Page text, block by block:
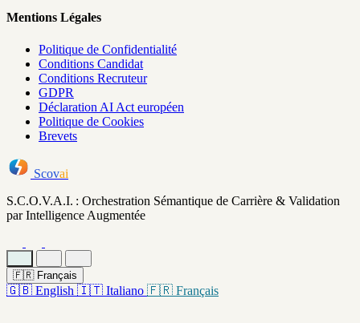
Mentions Légales
Politique de Confidentialité
Conditions Candidat
Conditions Recruteur
GDPR
Déclaration AI Act européen
Politique de Cookies
Brevets
Scovai
S.C.O.V.A.I. : Orchestration Sémantique de Carrière & Validation
par Intelligence Augmentée
🇫🇷 Français
🇬🇧 English 🇮🇹 Italiano 🇫🇷 Français